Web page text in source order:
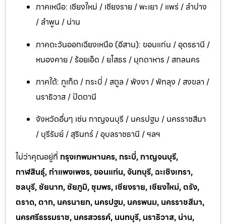
ภาคเหนือ: เชียงใหม่ / เชียงราย / พะเยา / แพร่ / ลำปาง
/ ลำพูน / น่าน
ภาคตะวันออกเฉียงเหนือ (อีสาน): ขอนแก่น / อุดรธานี /
หนองคาย / ร้อยเอ็ด / ยโสธร / มุกดาหาร / สกลนคร
ภาคใต้: ภูเก็ต / กระบี่ / สตูล / พังงา / พัทลุง / สงขลา /
นราธิวาส / ปัตตานี
จังหวัดอื่นๆ เช่น กาญจนบุรี / นครปฐม / นครราชสีมา
/ บุรีรัมย์ / สุรินทร์ / อุบลราชธานี / ฯลฯ
ไม่ว่าคุณอยู่ที่ กรุงเทพมหานคร, กระบี่, กาญจนบุรี,
กาฬสินธุ์, กำแพงเพชร, ขอนแก่น, จันทบุรี, ฉะเชิงเทรา,
ชลบุรี, ชัยนาท, ชัยภูมิ, ชุมพร, เชียงราย, เชียงใหม่, ตรัง,
ตราด, ตาก, นครนายก, นครปฐม, นครพนม, นครราชสีมา,
นครศรีธรรมราช, นครสวรรค์, นนทบุรี, นราธิวาส, น่าน,